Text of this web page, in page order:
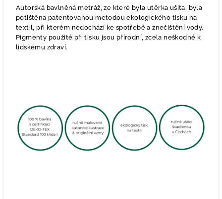
Autorská bavlněná metráž, ze které byla utěrka ušita, byla
potištěna patentovanou metodou ekologického tisku na
textil, při kterém nedochází ke spotřebě a znečištění vody.
Pigmenty použité při tisku jsou přírodní, zcela neškodné k
lidskému zdraví.